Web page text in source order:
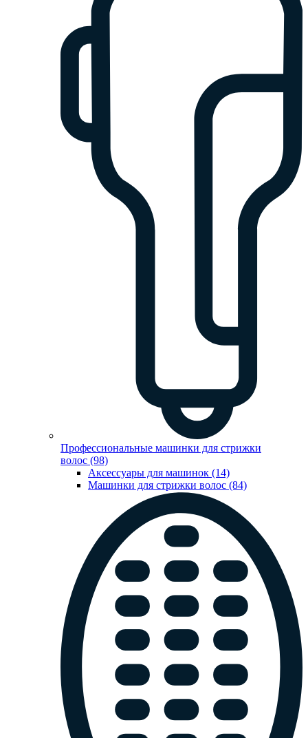
Профессиональные машинки для стрижки
волос (98)
Аксессуары для машинок (14)
Машинки для стрижки волос (84)